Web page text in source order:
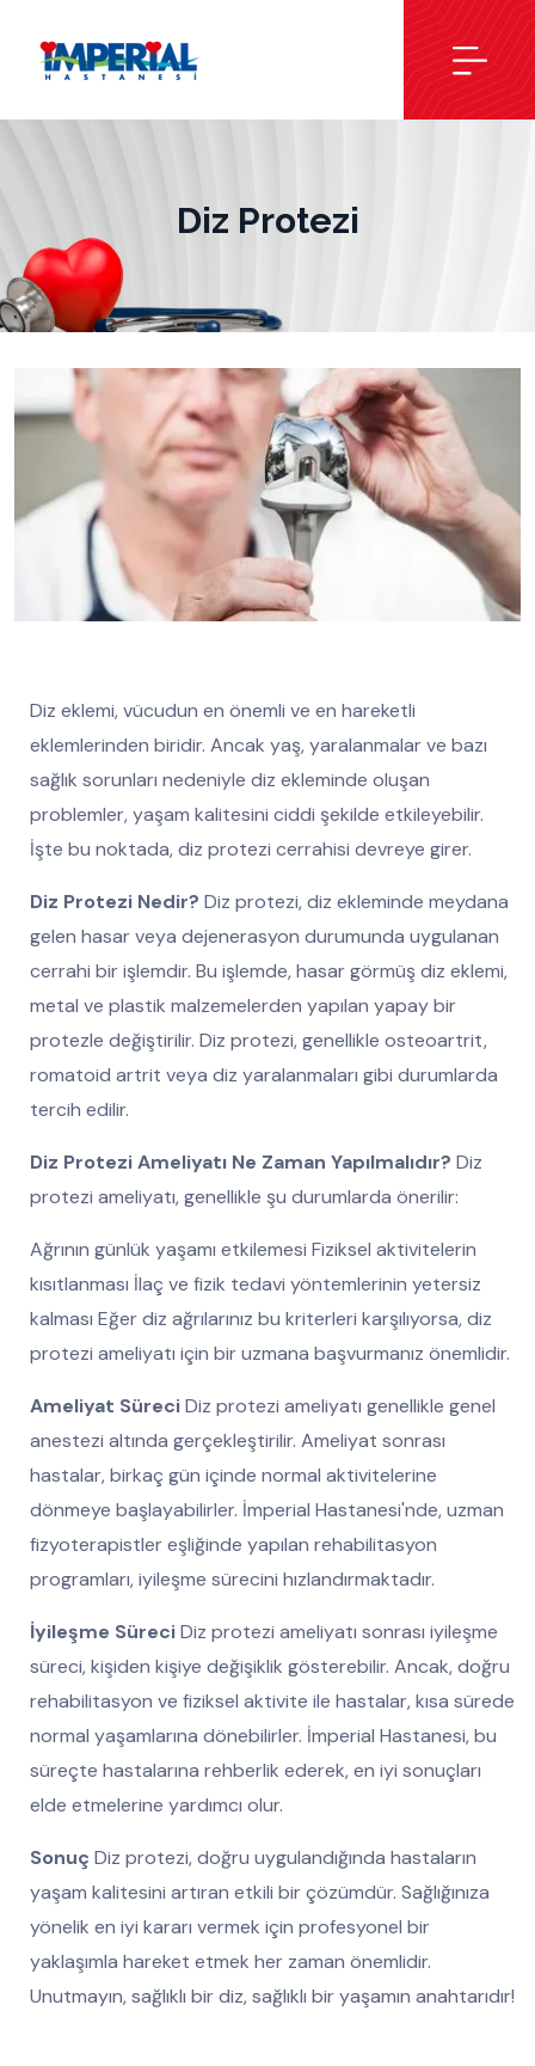
Diz Protezi
Diz eklemi, vücudun en önemli ve en hareketli
eklemlerinden biridir. Ancak yaş, yaralanmalar ve bazı
sağlık sorunları nedeniyle diz ekleminde oluşan
problemler, yaşam kalitesini ciddi şekilde etkileyebilir.
İşte bu noktada, diz protezi cerrahisi devreye girer.
Diz Protezi Nedir? Diz protezi, diz ekleminde meydana
gelen hasar veya dejenerasyon durumunda uygulanan
cerrahi bir işlemdir. Bu işlemde, hasar görmüş diz eklemi,
metal ve plastik malzemelerden yapılan yapay bir
protezle değiştirilir. Diz protezi, genellikle osteoartrit,
romatoid artrit veya diz yaralanmaları gibi durumlarda
tercih edilir.
Diz Protezi Ameliyatı Ne Zaman Yapılmalıdır? Diz
protezi ameliyatı, genellikle şu durumlarda önerilir:
Ağrının günlük yaşamı etkilemesi Fiziksel aktivitelerin
kısıtlanması İlaç ve fizik tedavi yöntemlerinin yetersiz
kalması Eğer diz ağrılarınız bu kriterleri karşılıyorsa, diz
protezi ameliyatı için bir uzmana başvurmanız önemlidir.
Ameliyat SüreciDiz protezi ameliyatı genellikle genel
anestezi altında gerçekleştirilir. Ameliyat sonrası
hastalar, birkaç gün içinde normal aktivitelerine
dönmeye başlayabilirler. İmperial Hastanesi'nde, uzman
fizyoterapistler eşliğinde yapılan rehabilitasyon
programları, iyileşme sürecini hızlandırmaktadır.
İyileşme SüreciDiz protezi ameliyatı sonrası iyileşme
süreci, kişiden kişiye değişiklik gösterebilir. Ancak, doğru
rehabilitasyon ve fiziksel aktivite ile hastalar, kısa sürede
normal yaşamlarına dönebilirler. İmperial Hastanesi, bu
süreçte hastalarına rehberlik ederek, en iyi sonuçları
elde etmelerine yardımcı olur.
Sonuç Diz protezi, doğru uygulandığında hastaların
yaşam kalitesini artıran etkili bir çözümdür. Sağlığınıza
yönelik en iyi kararı vermek için profesyonel bir
yaklaşımla hareket etmek her zaman önemlidir.
Unutmayın, sağlıklı bir diz, sağlıklı bir yaşamın anahtarıdır!